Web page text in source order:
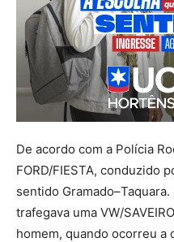
De acordo com a Polícia
FORD/FIESTA, conduzido
sentido
trafegava uma VW/
homem, quando ocorreu a